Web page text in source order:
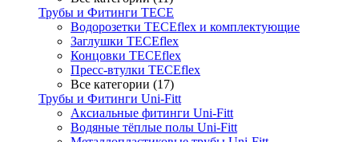
Трубы и Фитинги TECE
Водорозетки TECEflex и комплектующие
Заглушки TECEflex
Концовки TECEflex
Пресс-втулки TECEflex
Все категории (17)
Трубы и Фитинги Uni-Fitt
Аксиальные фитинги Uni-Fitt
Водяные тёплые полы Uni-Fitt